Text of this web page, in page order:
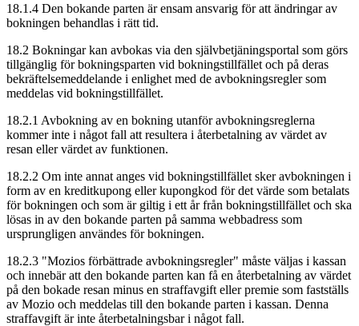
18.1.4 Den bokande parten är ensam ansvarig för att ändringar av
bokningen behandlas i rätt tid.
18.2 Bokningar kan avbokas via den självbetjäningsportal som görs
tillgänglig för bokningsparten vid bokningstillfället och på deras
bekräftelsemeddelande i enlighet med de avbokningsregler som
meddelas vid bokningstillfället.
18.2.1 Avbokning av en bokning utanför avbokningsreglerna
kommer inte i något fall att resultera i återbetalning av värdet av
resan eller värdet av funktionen.
18.2.2 Om inte annat anges vid bokningstillfället sker avbokningen i
form av en kreditkupong eller kupongkod för det värde som betalats
för bokningen och som är giltig i ett år från bokningstillfället och ska
lösas in av den bokande parten på samma webbadress som
ursprungligen användes för bokningen.
18.2.3 "Mozios förbättrade avbokningsregler" måste väljas i kassan
och innebär att den bokande parten kan få en återbetalning av värdet
på den bokade resan minus en straffavgift eller premie som fastställs
av Mozio och meddelas till den bokande parten i kassan. Denna
straffavgift är inte återbetalningsbar i något fall.